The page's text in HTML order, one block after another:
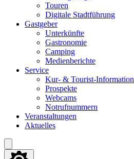
Tou­ren
Digi­ta­le Stadtführung
Gast­ge­ber
Unter­künf­te
Gas­tro­no­mie
Cam­ping
Medi­en­be­rich­te
Ser­vice
Kur- & Tourist-Information
Pro­spek­te
Web­cams
Not­ruf­num­mern
Ver­an­stal­tun­gen
Aktu­el­les